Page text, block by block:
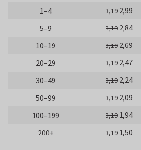
1–4 3,19 2,99
5–9
3,19 2,84
10–19
3,19 2,69
20–29
3,19 2,47
30–49
3,19 2,24
50–99
3,19 2,09
100–199
3,19 1,94
200+
3,19 1,50